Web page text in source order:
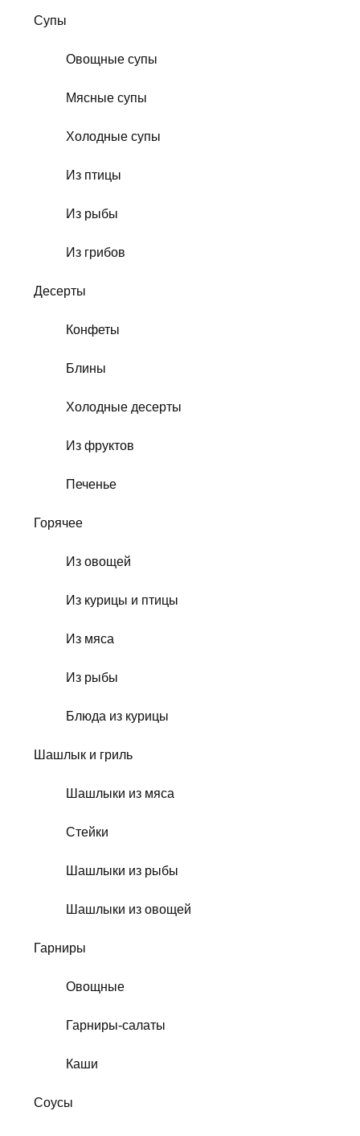
Супы
Овощные супы
Мясные супы
Холодные супы
Из птицы
Из рыбы
Из грибов
Десерты
Конфеты
Блины
Холодные десерты
Из фруктов
Печенье
Горячее
Из овощей
Из курицы и птицы
Из мяса
Из рыбы
Блюда из курицы
Шашлык и гриль
Шашлыки из мяса
Стейки
Шашлыки из рыбы
Шашлыки из овощей
Гарниры
Овощные
Гарниры-салаты
Каши
Соусы